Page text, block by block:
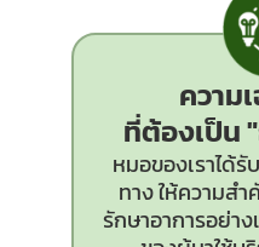
ความ
ที่ต้องเป็น
หมอของเราได้
ทาง ให้ความส
รักษาอาการอย่า